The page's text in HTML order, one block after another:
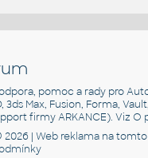
pomoc a rady pro
3ds Max, Fusion, Forma,
firmy ARKANCE). VizO
2026 |Web reklama na